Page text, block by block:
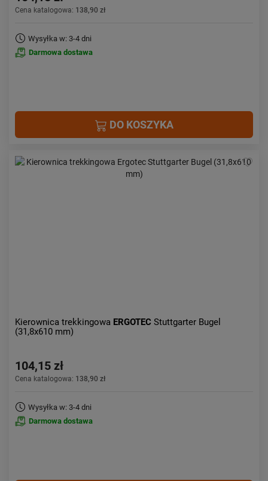
Cena katalogowa: 138,90 zł
Wysyłka w: 3-4 dni
Darmowa dostawa
DO KOSZYKA
Kierownica trekkingowa ERGOTEC Stuttgarter Bugel
(31,8x610 mm)
104,15 zł
Cena katalogowa: 138,90 zł
Wysyłka w: 3-4 dni
Darmowa dostawa